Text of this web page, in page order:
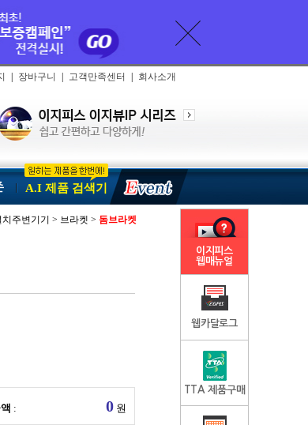
장바구니 고객만족센터 회사소개
A.I 제품 검색기
치주변기기 > 브라켓 > 돔브라켓
: 원
이지피스
웹매뉴얼
웹카달로그
TTA 제품구매